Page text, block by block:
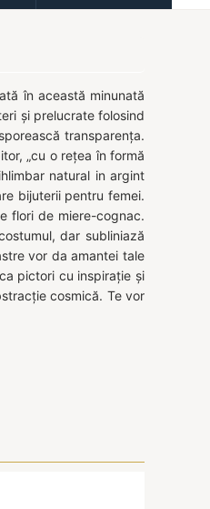
în această minunată
și prelucrate folosind
transparența.
„cu o rețea în formă
natural in argint
bijuterii pentru femei.
flori de miere-cognac.
dar subliniază
vor da amantei tale
pictori cu inspirație și
cosmică. Te vor